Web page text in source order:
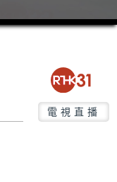
電視直播